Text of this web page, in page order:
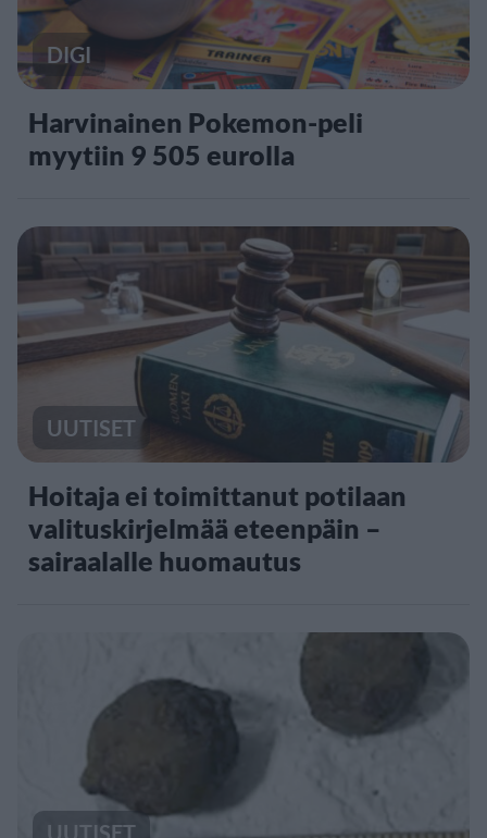
DIGI
Harvinainen Pokemon-peli
myytiin 9 505 eurolla
UUTISET
Hoitaja ei toimittanut potilaan
valituskirjelmää eteenpäin –
sairaalalle huomautus
UUTISET